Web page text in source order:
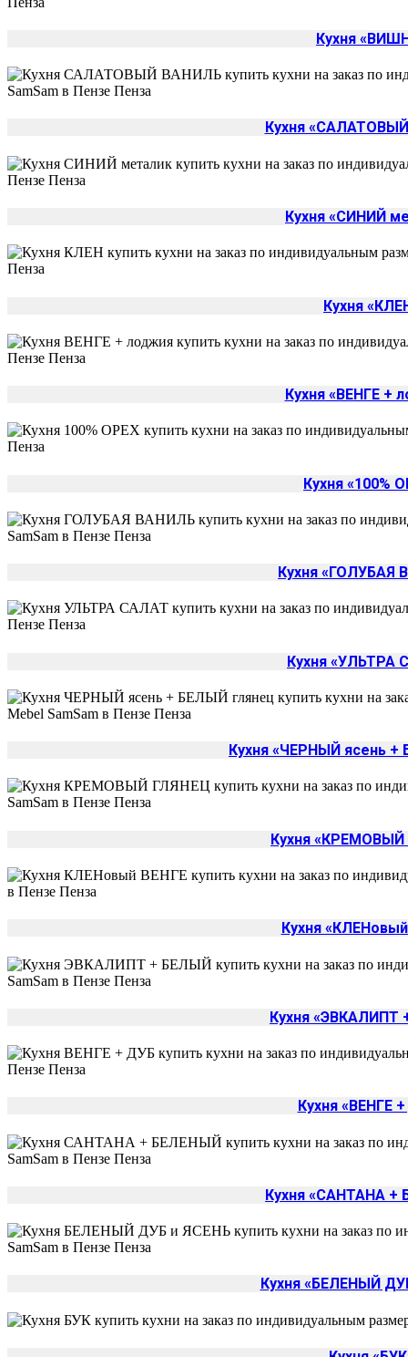
Кухня
Кухня
Кухня «СИНИЙ
Кухня
Кухня «ВЕНГЕ +
Кухня «100%
Кухня «ГОЛУБАЯ
Кухня «УЛЬТРА
Кухня «ЧЕРНЫЙ ясень +
Кухня
Кухня
Кухня «ЭВКАЛИПТ
Кухня «ВЕНГЕ
Кухня «САНТАНА +
Кухня «БЕЛЕНЫЙ